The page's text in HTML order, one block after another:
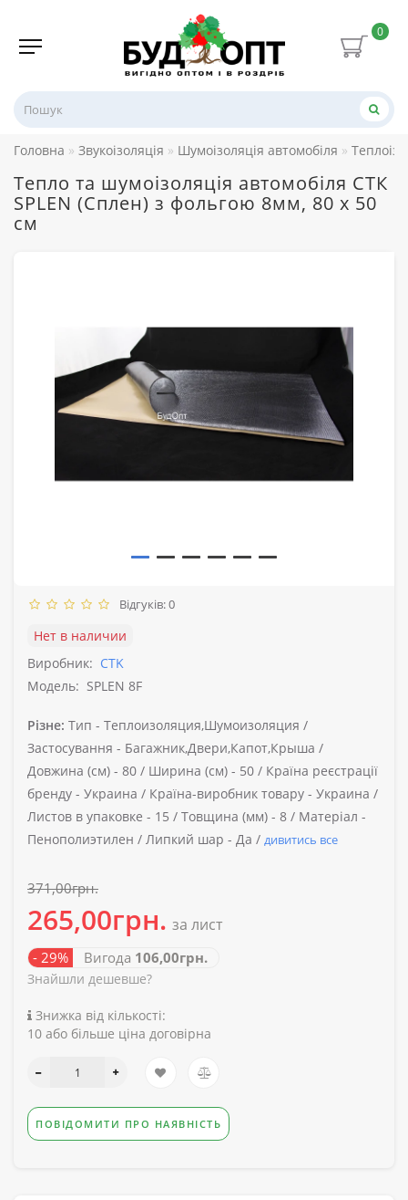
0
Головна Звукоізоляція Шумоізоляція автомобіля
Тепло та шумоізоляція автомобіля СТК
SPLEN (Сплен) з фольгою 8мм, 80 х 50
см
Відгуків: 0
Нет в наличии
Виробник: CTK
Модель: SPLEN 8F
Різне: Тип - Теплоизоляция,Шумоизоляция /
Застосування - Багажник,Двери,Капот,Крыша /
Довжина (см) - 80 / Ширина (см) - 50 / Країна реєстрації
бренду - Украина / Країна-виробник товару - Украина /
Листов в упаковке - 15 / Товщина (мм) - 8 / Матеріал -
Пенополиэтилен / Липкий шар - Да / дивитись все
371,00грн.
265,00грн. за лист
- 29% Вигода 106,00грн.
Знайшли дешевше?
Знижка від кількості:
10 або більше ціна договірна
ПОВІДОМИТИ ПРО НАЯВНІСТЬ